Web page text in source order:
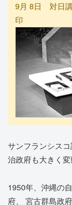
9月 8日 対日講
印
サンフランシス
治政府も大きく変
1950年、沖縄の
府、 宮古群島政